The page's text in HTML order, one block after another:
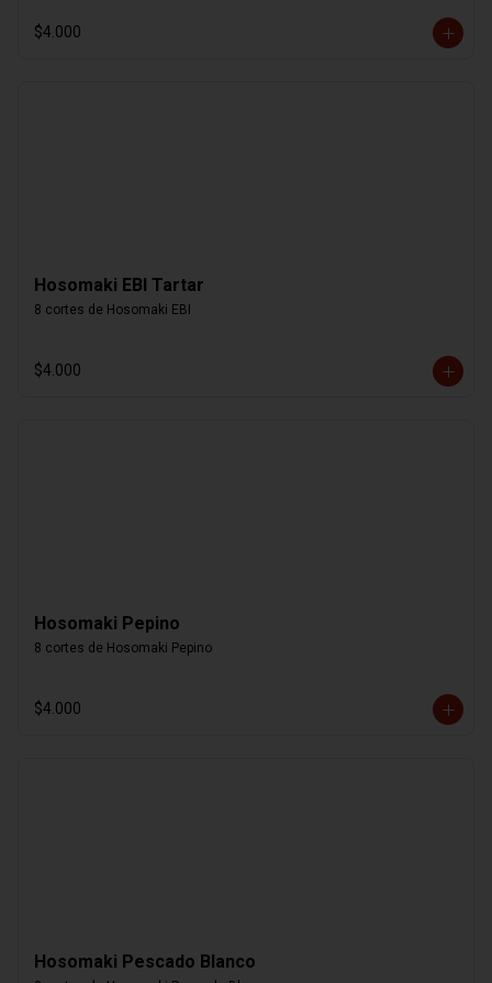
$4.000
Hosomaki EBI Tartar
8 cortes de Hosomaki EBI
$4.000
Hosomaki Pepino
8 cortes de Hosomaki Pepino
$4.000
Hosomaki Pescado Blanco